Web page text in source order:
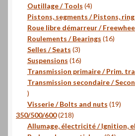
Outillage / Tools 44
produits
Pistons, segments / Pistons,
Roue libre démarreur /
Roulements / Bearings 1616
Selles / Seats 33
produits
Suspensions 1616
produits
Transmission primaire / Prim.
Transmission secondaire /
16
produits
Visserie / Bolts and nuts 1919
350/500/600 218218
produits
Allumage, électricité / Ignition,